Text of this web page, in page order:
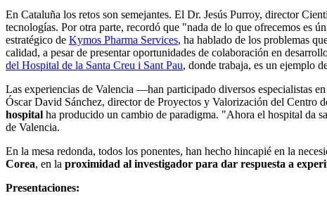
En Cataluña los retos son semejantes. El Dr. Jesús Purroy, director
tecnologías. Por otra parte, recordó que "nada de lo que ofrecemos es
estratégico de Kymos Pharma Services, ha hablado de los problemas
calidad, a pesar de presentar oportunidades de colaboración en
del Hospital de la Santa Creu i Sant Pau, donde trabaja, es un ejemplo
Las experiencias de Valencia —han participado diversos especialistas
Óscar David Sánchez, director de Proyectos y Valorización del Centro
hospital ha producido un cambio de paradigma. "Ahora el hospital da
de Valencia.
En la mesa redonda, todos los ponentes, han hecho hincapié en la
Corea, en la proximidad al investigador para dar respuesta a
Presentaciones: